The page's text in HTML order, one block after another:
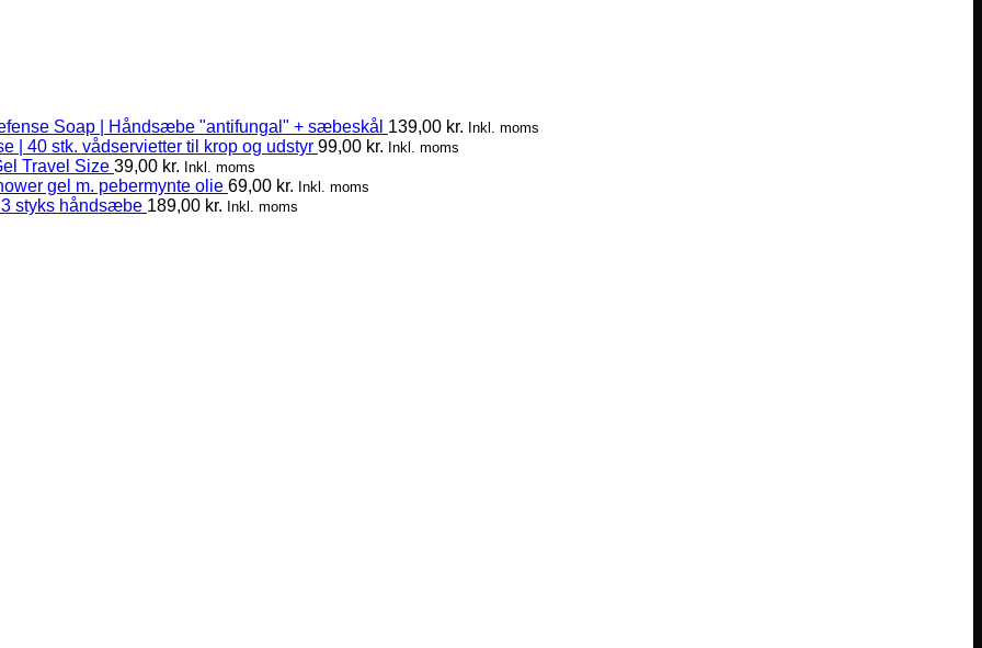
Soap | Håndsæbe "antifungal" + sæbeskål 139,00 kr. Inkl. moms
| 40 stk. vådservietter til krop og udstyr 99,00 kr. Inkl. moms
Travel Size 39,00 kr. Inkl. moms
gel m. pebermynte olie 69,00 kr. Inkl. moms
styks håndsæbe 189,00 kr. Inkl. moms